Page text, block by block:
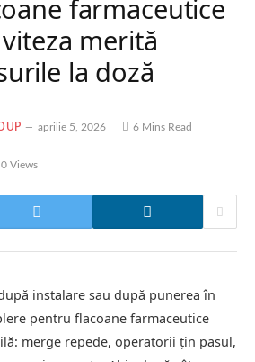
farmaceutice
merită
la doză
aprilie 5, 2026 6 Mins Read
0 Views
instalare sau după punerea în
pentru flacoane farmaceutice
merge repede, operatorii țin pasul,